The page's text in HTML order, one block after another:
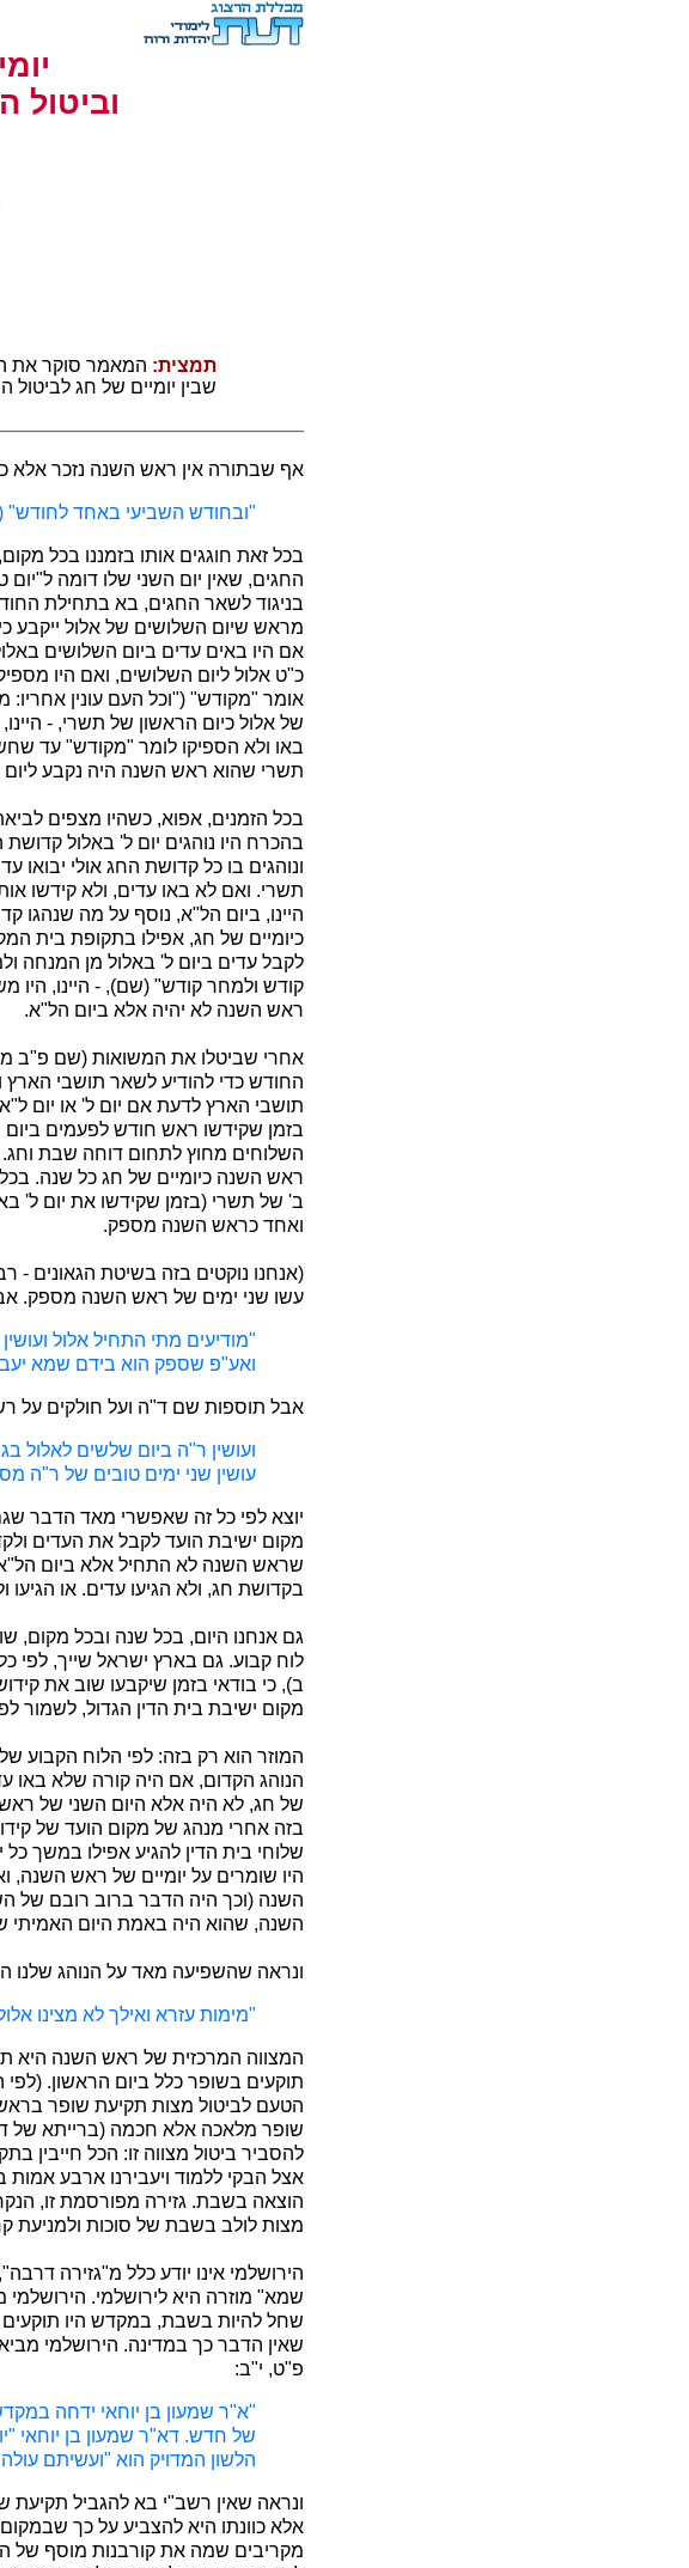
תמצית: המאמר סוקר את
שבין יומיים של חג
אף שבתורה אין ראש השנה נזכר אלא
"ובחודש השביעי באחד
בכל זאת חוגגים אותו בזמננו בכל
החגים, שאין יום השני שלו דומה
בניגוד לשאר החגים, בא בתחילת
מראש שיום השלושים של אלול ייקבע
אם היו באים עדים ביום השלושים
כ"ט אלול ליום השלושים, ואם היו
אומר "מקודש" ("וכל העם עונין
של אלול כיום הראשון של תשרי, -
באו ולא הספיקו לומר "מקודש" עד
תשרי שהוא ראש השנה היה נקבע
בכל הזמנים, אפוא, כשהיו מצפים
בהכרח היו נוהגים יום ל' באלול
ונוהגים בו כל קדושת החג אולי יבואו
תשרי. ואם לא באו עדים, ולא קידשו
היינו, ביום הל"א, נוסף על מה שנהגו
כיומיים של חג, אפילו בתקופת בית
לקבל עדים ביום ל' באלול מן המנחה
קודש ולמחר קודש" (שם), - היינו, היו
ראש השנה לא יהיה אלא ביום הל"א.
אחרי שביטלו את המשואות (שם פ"ב
החודש כדי להודיע לשאר תושבי
תושבי הארץ לדעת אם יום ל' או יום
בזמן שקידשו ראש חודש לפעמים ביום
השלוחים מחוץ לתחום דוחה שבת וחג.
ראש השנה כיומיים של חג כל שנה.
ב' של תשרי (בזמן שקידשו את יום ל'
ואחד כראש השנה מספק.
עשו שני ימים של ראש השנה מספק.
"מודיעים מתי התחיל אלול
ואע"פ שספק הוא בידם שמא
אבל תוספות שם ד"ה ועל חולקים על
ועושין ר"ה ביום שלשים לאלול
עושין שני ימים טובים של ר"ה
יוצא לפי כל זה שאפשרי מאד הדבר
מקום ישיבת הועד לקבל את העדים
שראש השנה לא התחיל אלא ביום הל"א
בקדושת חג, ולא הגיעו עדים. או הגיעו
גם אנחנו היום, בכל שנה ובכל מקום,
לוח קבוע. גם בארץ ישראל שייך,
ב), כי בודאי בזמן שיקבעו שוב את
מקום ישיבת בית הדין הגדול, לשמור
המוזר הוא רק בזה: לפי הלוח הקבוע
הנוהג הקדום, אם היה קורה שלא באו
של חג, לא היה אלא היום השני של
בזה אחרי מנהג של מקום הועד של
שלוחי בית הדין להגיע אפילו במשך
היו שומרים על יומיים של ראש
השנה (וכך היה הדבר ברוב רובם של
השנה, שהוא היה באמת היום האמיתי
ונראה שהשפיעה מאד על הנוהג
"מימות עזרא ואילך לא מצינו
המצווה המרכזית של ראש השנה היא
תוקעים בשופר כלל ביום הראשון.
הטעם לביטול מצות תקיעת שופר
שופר מלאכה אלא חכמה (ברייתא של
להסביר ביטול מצווה זו: הכל חייבין
אצל הבקי ללמוד ויעבירנו ארבע אמות
הוצאה בשבת. גזירה מפורסמת זו,
מצות לולב בשבת של סוכות ולמניעת
הירושלמי אינו יודע כלל מ"גזירה
שמא" מוזרה היא לירושלמי.
שחל להיות בשבת, במקדש היו
שאין הדבר כך במדינה. הירושלמי
פ"ט, י"ב:
"א"ר שמעון בן יוחאי ידחה במקדש
של חדש. דא"ר שמעון בן יוחאי
הלשון המדויק הוא "ועשיתם
ונראה שאין רשב"י בא להגביל
אלא כוונתו היא להצביע על כך
מקריבים שמה את קורבנות מוסף של